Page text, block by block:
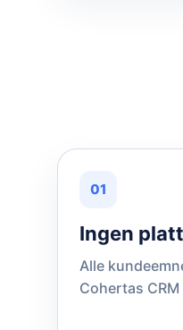
01
Ingen
Alle
Cohertas